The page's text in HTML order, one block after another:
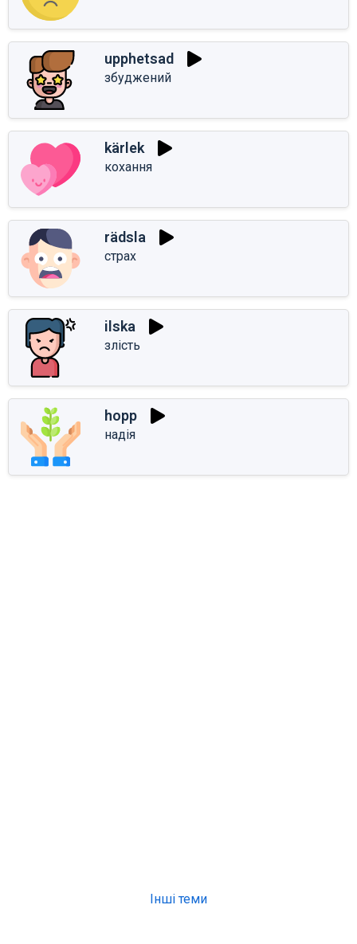
upphetsad
збуджений
kärlek
кохання
rädsla
страх
ilska
злість
hopp
надія
Інші теми